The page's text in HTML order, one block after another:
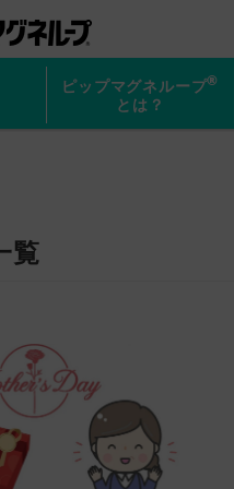
ピップマグネループ®
とは？
覧